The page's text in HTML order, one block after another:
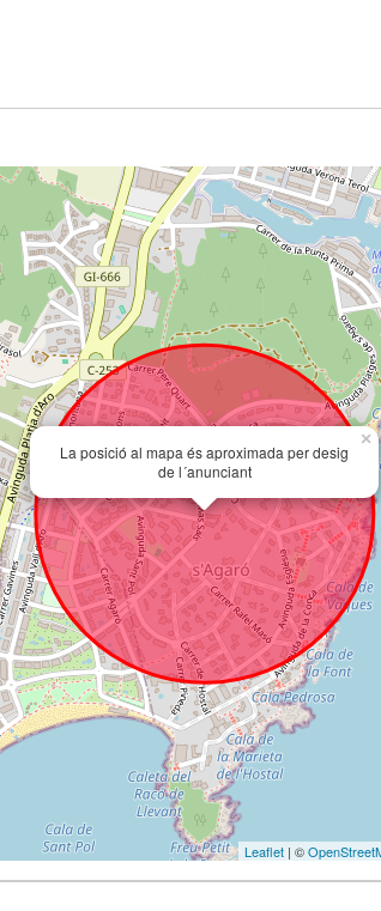
La posició al mapa és aproximada per desig
de l´anunciant
×
Leaflet | ©